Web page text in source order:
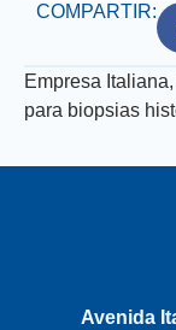
COMPARTIR:
Empresa
para biopsias
Avenida